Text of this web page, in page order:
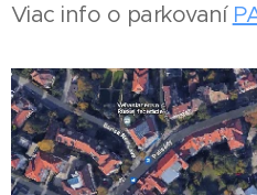
Viac info o parkovaní